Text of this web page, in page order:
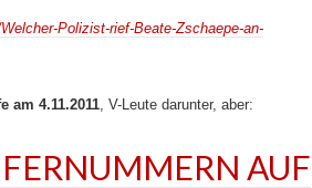
Polizist-rief-Beate-Zschaepe-an-
am 4.11.2011, V-Leute darunter, aber:
AUF